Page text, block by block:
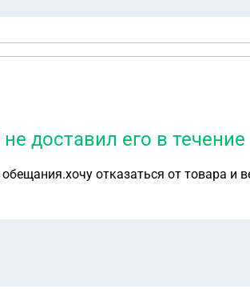
доставил его в течение
отказаться от товара и